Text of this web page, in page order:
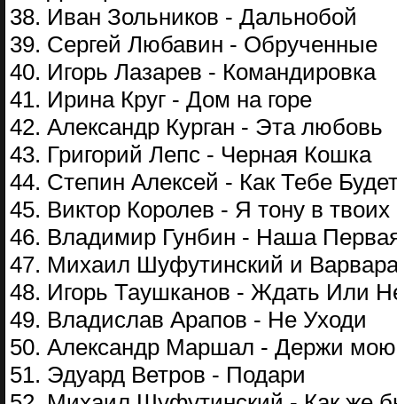
38. Иван Зольников - Дальнобой
39. Сергей Любавин - Обрученные
40. Игорь Лазарев - Командировка
41. Ирина Круг - Дом на горе
42. Александр Курган - Эта любовь
43. Григорий Лепс - Черная Кошка
44. Степин Алексей - Как Тебе
45. Виктор Королев - Я тону в твоих
46. Владимир Гунбин - Наша
47. Михаил Шуфутинский и
48. Игорь Таушканов - Ждать Или
49. Владислав Арапов - Не Уходи
50. Александр Маршал - Держи
51. Эдуард Ветров - Подари